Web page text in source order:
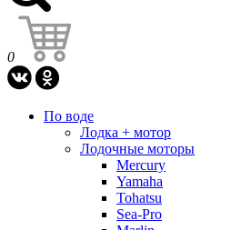
0
По воде
Лодка + мотор
Лодочные моторы
Mercury
Yamaha
Tohatsu
Sea-Pro